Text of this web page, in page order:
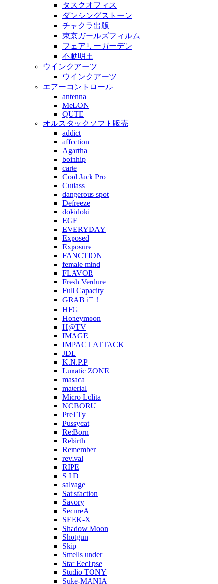
タスクオフィス
ダンシングストーン
チャクラ出版
東京ガールズフィルム
フェアリーガーデン
不動明王
ウインクアーツ
ウインクアーツ
エアーコントロール
antenna
MeLON
QUTE
オルスタックソフト販売
addict
affection
Agartha
boinhip
carte
Cool Jack Pro
Cutlass
dangerous spot
Defreeze
dokidoki
EGF
EVERYDAY
Exposed
Exposure
FANCTION
female mind
FLAVOR
Fresh Verdure
Full Capacity
GRAB iT！
HFG
Honeymoon
H@TV
IMAGE
IMPACT ATTACK
JDL
K.N.P.P
Lunatic ZONE
masaca
material
Micro Lolita
NOBORU
PreTTy
Pussycat
Re:Born
Rebirth
Remember
revival
RIPE
S.I.D
salvage
Satisfaction
Savory
SecureA
SEEK-X
Shadow Moon
Shotgun
Skip
Smells under
Star Eeclipse
Studio TONY
Suke-MANIA